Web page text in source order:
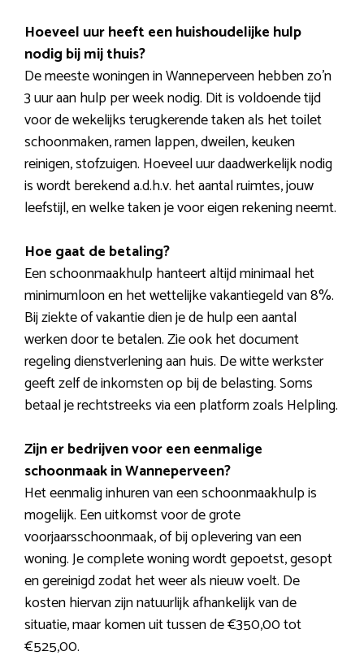
Hoeveel uur heeft een huishoudelijke hulp
nodig bij mij thuis?
De meeste woningen in Wanneperveen hebben zo’n
3 uur aan hulp per week nodig. Dit is voldoende tijd
voor de wekelijks terugkerende taken als het toilet
schoonmaken, ramen lappen, dweilen, keuken
reinigen, stofzuigen. Hoeveel uur daadwerkelijk nodig
is wordt berekend a.d.h.v. het aantal ruimtes, jouw
leefstijl, en welke taken je voor eigen rekening neemt.
Hoe gaat de betaling?
Een schoonmaakhulp hanteert altijd minimaal het
minimumloon en het wettelijke vakantiegeld van 8%.
Bij ziekte of vakantie dien je de hulp een aantal
werken door te betalen. Zie ook het document
regeling dienstverlening aan huis. De witte werkster
geeft zelf de inkomsten op bij de belasting. Soms
betaal je rechtstreeks via een platform zoals Helpling.
Zijn er bedrijven voor een eenmalige
schoonmaak in Wanneperveen?
Het eenmalig inhuren van een schoonmaakhulp is
mogelijk. Een uitkomst voor de grote
voorjaarsschoonmaak, of bij oplevering van een
woning. Je complete woning wordt gepoetst, gesopt
en gereinigd zodat het weer als nieuw voelt. De
kosten hiervan zijn natuurlijk afhankelijk van de
situatie, maar komen uit tussen de €350,00 tot
€525,00.